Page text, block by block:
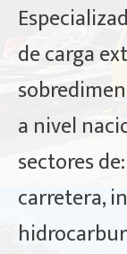
de carga
a nivel
sectores
carretera,